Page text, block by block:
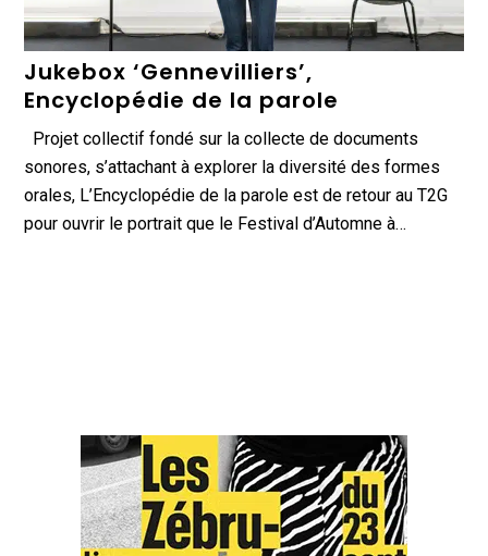
Jukebox ‘Gennevilliers’,
Encyclopédie de la parole
Projet collectif fondé sur la collecte de documents
sonores, s’attachant à explorer la diversité des formes
orales, L’Encyclopédie de la parole est de retour au T2G
pour ouvrir le portrait que le Festival d’Automne à…